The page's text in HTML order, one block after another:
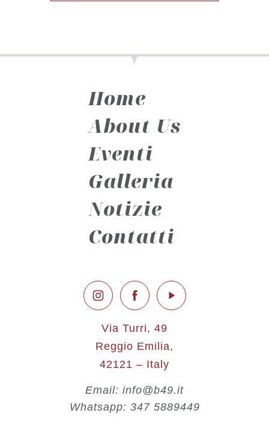
Home
About Us
Eventi
Galleria
Notizie
Contatti
Via Turri, 49
Reggio Emilia,
42121 – Italy
Email: info@b49.it
Whatsapp: 347 5889449